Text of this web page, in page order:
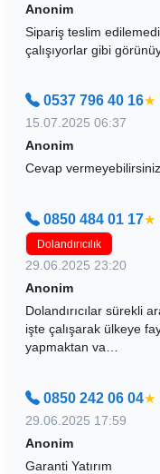
Anonim
Sipariş teslim
çalışıyorlar gibi
0537 796 40 16★
15.07.2025 06:37
Anonim
Cevap vermeyebilirsiniz.
0850 484 01 17★
Dolandırıcılık
29.06.2025 23:20
Anonim
Dolandırıcılar sürekli
işte çalışarak ülkeye
yapmaktan va…
0850 242 06 04★
29.06.2025 17:59
Anonim
Garanti Yatırım